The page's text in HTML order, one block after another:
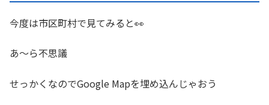
今度は市区町村で見てみると👀
あ～ら不思議
せっかくなのでGoogle Mapを埋め込んじゃおう